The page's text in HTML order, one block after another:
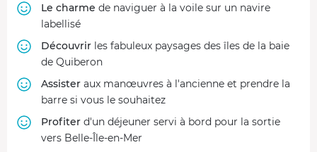
Le charme de naviguer à la voile sur un navire
labellisé
Découvrir les fabuleux paysages des îles de la baie
de Quiberon
Assister aux manœuvres à l'ancienne et prendre la
barre si vous le souhaitez
Profiter d'un déjeuner servi à bord pour la sortie
vers Belle-Île-en-Mer